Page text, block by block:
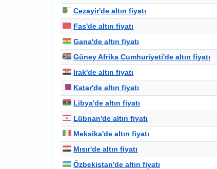
Cezayir'de altın fiyatı
Fas'de altın fiyatı
Gana'de altın fiyatı
Güney Afrika Cumhuriyeti'de altın fiyatı
Irak'de altın fiyatı
Katar'de altın fiyatı
Libya'de altın fiyatı
Lübnan'de altın fiyatı
Meksika'de altın fiyatı
Mısır'de altın fiyatı
Özbekistan'de altın fiyatı